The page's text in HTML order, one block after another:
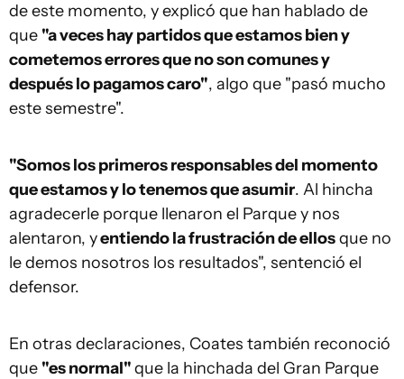
de este momento, y explicó que han hablado de
que "a veces hay partidos que estamos bien y
cometemos errores que no son comunes y
después lo pagamos caro", algo que "pasó mucho
este semestre".
"Somos los primeros responsables del momento
que estamos y lo tenemos que asumir. Al hincha
agradecerle porque llenaron el Parque y nos
alentaron, yentiendo la frustración de ellosque no
le demos nosotros los resultados", sentenció el
defensor.
En otras declaraciones, Coates también reconoció
que "es normal"que la hinchada del Gran Parque